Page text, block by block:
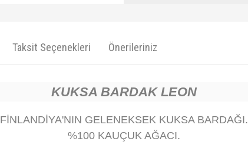
Taksit Seçenekleri Önerileriniz
KUKSA BARDAK LEON
FİNLANDİYA'NIN GELENEKSEK KUKSA BARDAĞI.
%100 KAUÇUK AĞACI.